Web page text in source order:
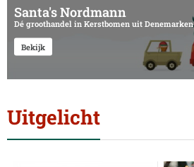
Santa's Nordmann
Dé groothandel in Kerstbomen uit Denemarken
Bekijk
Uitgelicht